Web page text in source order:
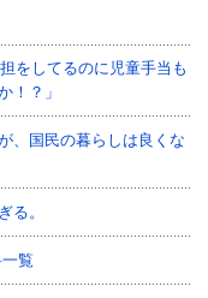
をしてるのに児童手当も
！？」
、国民の暮らしは良くな
る。
覧